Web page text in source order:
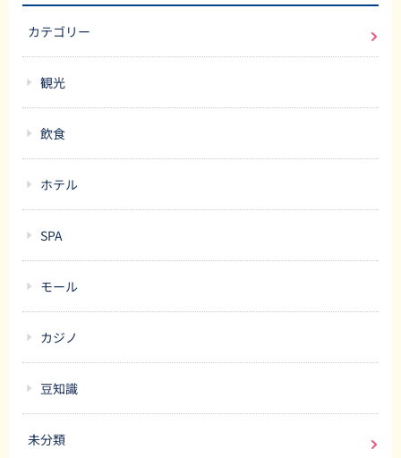
カテゴリー
観光
飲食
ホテル
SPA
モール
カジノ
豆知識
未分類